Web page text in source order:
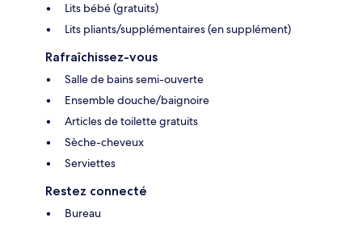
Lits bébé (gratuits)
Lits pliants/supplémentaires (en supplément)
Rafraîchissez-vous
Salle de bains semi-ouverte
Ensemble douche/baignoire
Articles de toilette gratuits
Sèche-cheveux
Serviettes
Restez connecté
Bureau